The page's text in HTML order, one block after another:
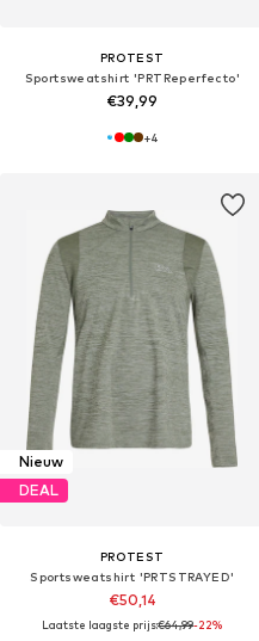
PROTEST
Sportsweatshirt 'PRTReperfecto'
€39,99
+4
Nieuw
DEAL
PROTEST
Sportsweatshirt 'PRTSTRAYED'
€50,14
Laatste laagste prijs:€64,99-22%